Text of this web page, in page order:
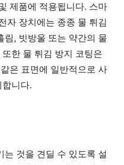
제품에 적용됩니다. 스마
자 장치에는 종종 물 튀김
림, 빗방울 또는 약간의 물
한 물 튀김 방지 코팅은
은 표면에 일반적으로 사
니다.
는 것을 견딜 수 있도록 설